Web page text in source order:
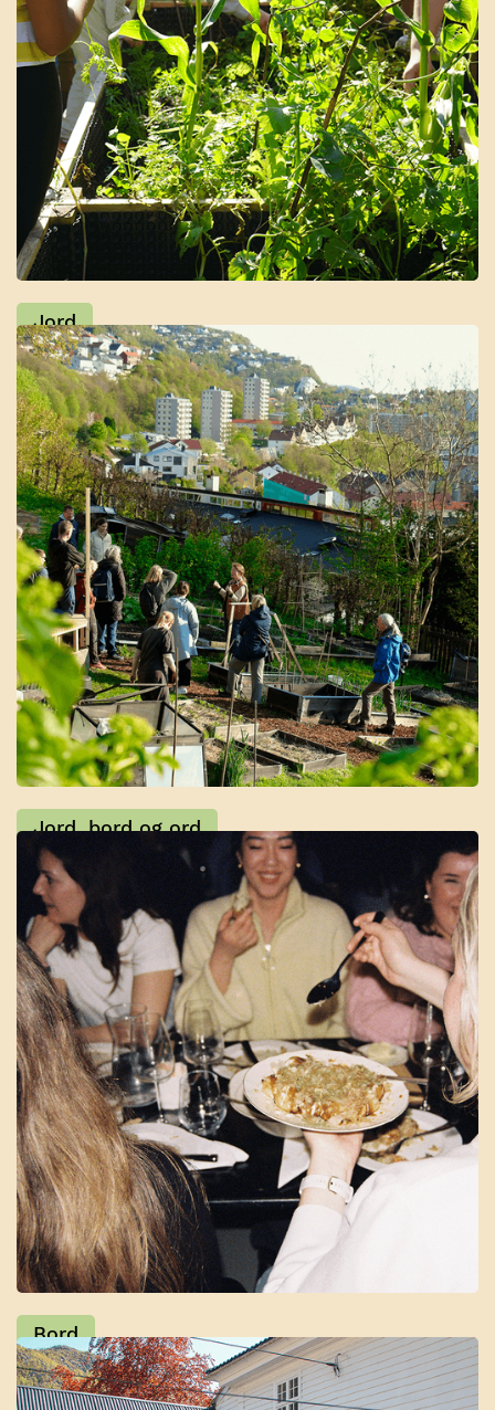
Skolehage som valgfag
Jord
Dyrkekurs
Jord, bord og ord
Langbordet
Bord